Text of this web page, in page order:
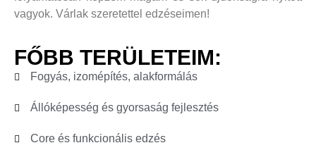
vagyok. Várlak szeretettel edzéseimen!
FŐBB TERÜLETEIM:
Fogyás, izomépítés, alakformálás
Állóképesség és gyorsaság fejlesztés
Core és funkcionális edzés